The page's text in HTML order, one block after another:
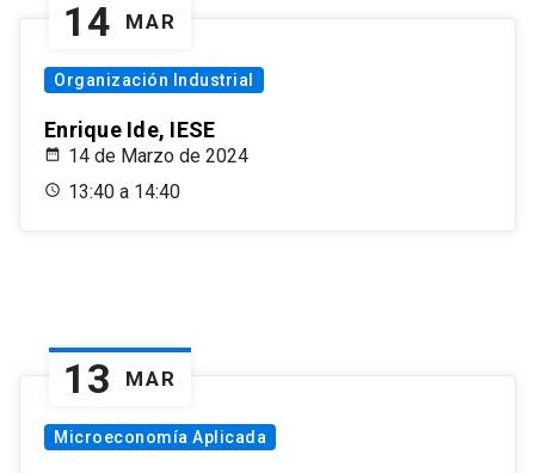
14 MAR
Organización Industrial
Enrique Ide, IESE
14 de Marzo de 2024
13:40 a 14:40
13 MAR
Microeconomía Aplicada